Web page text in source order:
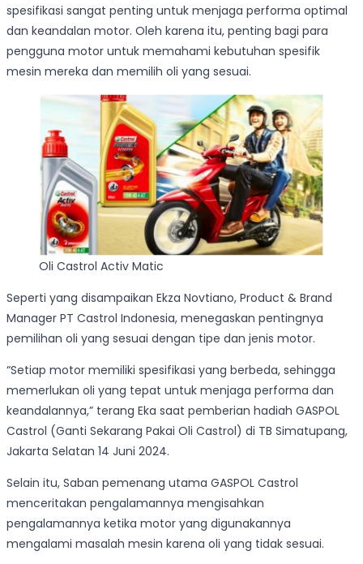
spesifikasi sangat penting untuk menjaga performa optimal
dan keandalan motor. Oleh karena itu, penting bagi para
pengguna motor untuk memahami kebutuhan spesifik
mesin mereka dan memilih oli yang sesuai.
Oli Castrol Activ Matic
Seperti yang disampaikan Ekza Novtiano, Product & Brand
Manager PT Castrol Indonesia, menegaskan pentingnya
pemilihan oli yang sesuai dengan tipe dan jenis motor.
“Setiap motor memiliki spesifikasi yang berbeda, sehingga
memerlukan oli yang tepat untuk menjaga performa dan
keandalannya,” terang Eka saat pemberian hadiah GASPOL
Castrol (Ganti Sekarang Pakai Oli Castrol) di TB Simatupang,
Jakarta Selatan 14 Juni 2024.
Selain itu, Saban pemenang utama GASPOL Castrol
menceritakan pengalamannya mengisahkan
pengalamannya ketika motor yang digunakannya
mengalami masalah mesin karena oli yang tidak sesuai.